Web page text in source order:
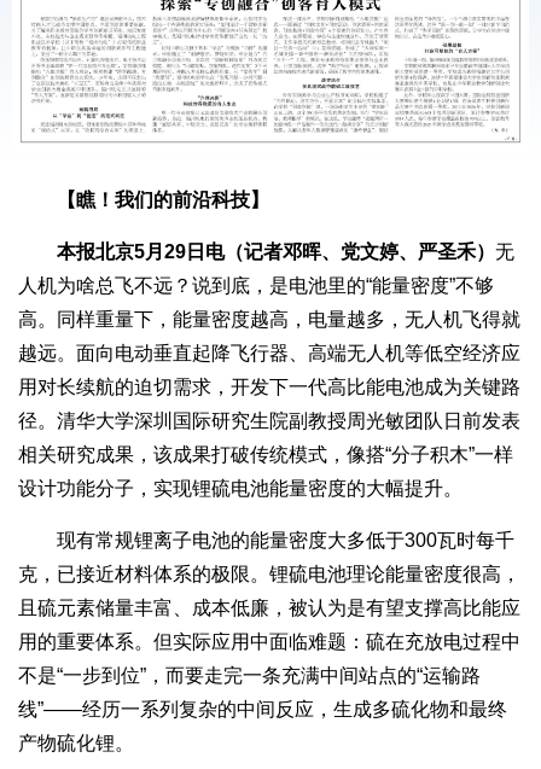
【瞧！我们的前沿科技】
本报北京5月29日电（记者邓晖、党文婷、严圣禾） 无
人机为啥总飞不远？说到底，是电池里的“能量密度”不够
高。同样重量下，能量密度越高，电量越多，无人机飞得就
越远。面向电动垂直起降飞行器、高端无人机等低空经济应
用对长续航的迫切需求，开发下一代高比能电池成为关键路
径。清华大学深圳国际研究生院副教授周光敏团队日前发表
相关研究成果，该成果打破传统模式，像搭“分子积木”一样
设计功能分子，实现锂硫电池能量密度的大幅提升。
现有常规锂离子电池的能量密度大多低于300瓦时每千
克，已接近材料体系的极限。锂硫电池理论能量密度很高，
且硫元素储量丰富、成本低廉，被认为是有望支撑高比能应
用的重要体系。但实际应用中面临难题：硫在充放电过程中
不是“一步到位”，而要走完一条充满中间站点的“运输路
线”——经历一系列复杂的中间反应，生成多硫化物和最终
产物硫化锂。